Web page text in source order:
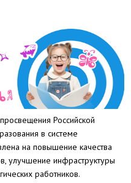
Российской
в системе
на повышение качества
улучшение инфраструктуры
работников.